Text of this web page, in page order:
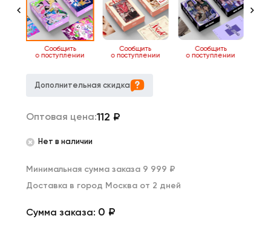
Сообщить
о поступлении
Сообщить
о поступлении
Сообщить
о поступлении
Дополнительная скидка
Оптовая цена:112 ₽
Нет в наличии
Минимальная сумма заказа 9 999 ₽
Доставка в город Москва от 2 дней
Сумма заказа: 0 ₽